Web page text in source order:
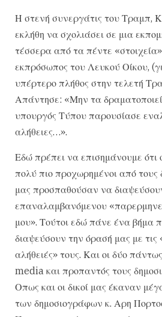
Η στενή συνεργάτις του Τραμπ,
εκλήθη να σχολιάσει σε μια
τέσσερα από τα πέντε
εκπρόσωπος του Λευκού Οίκου,
υπέρτερο πλήθος στην τελετή
Απάντησε: «Μην τα
υπουργός Τύπου παρουσίασε
αλήθειες…».
Εδώ πρέπει να επισημάνουμε ότι
πολύ πιο προχωρημένοι από τους
μας προσπαθούσαν να
επαναλαμβανόμενου
μου». Τούτοι εδώ πάνε ένα βήμα
διαψεύσουν την όρασή μας με τις
αλήθειές» τους. Και οι δύο
media και προπαντός τους
Οπως και οι δικοί μας έκαναν
των δημοσιογράφων κ. Αρη